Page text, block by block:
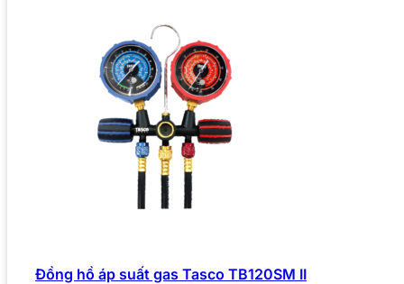
Đồng hồ áp suất gas Tasco TB120SM II